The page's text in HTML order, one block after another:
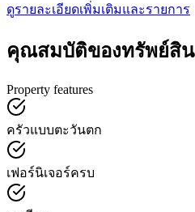
ดูรายละเอียดเพิ่มเติมและรายการ
คุณสมบัติของทรัพย์สิน
Property features
ครัวแบบตะวันตก
เฟอร์นิเจอร์ครบ